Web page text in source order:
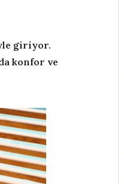
giriyor.
konfor ve